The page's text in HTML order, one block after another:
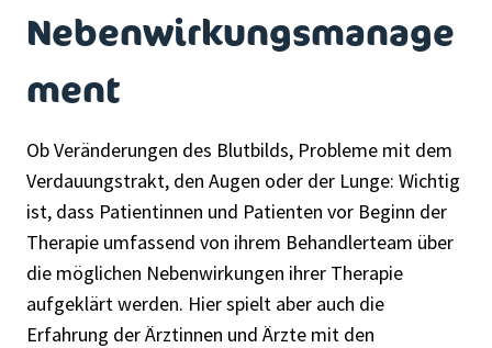
Nebenwirkungsmanage
ment
Ob Veränderungen des Blutbilds, Probleme mit dem
Verdauungstrakt, den Augen oder der Lunge: Wichtig
ist, dass Patientinnen und Patienten vor Beginn der
Therapie umfassend von ihrem Behandlerteam über
die möglichen Nebenwirkungen ihrer Therapie
aufgeklärt werden. Hier spielt aber auch die
Erfahrung der Ärztinnen und Ärzte mit den